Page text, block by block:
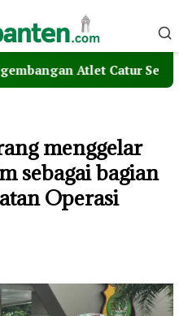
Atlet Catur Sejak Dini
menggelar
sebagai bagian
Operasi